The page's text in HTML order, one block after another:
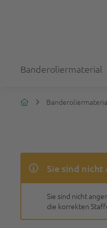
Banderoliermaterial
Sie sind
Sie sind nicht
die korrekten